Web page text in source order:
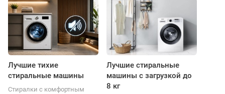
Лучшие тихие
стиральные машины
Стиралки с комфортным
Лучшие стиральные
машины с загрузкой до
8 кг